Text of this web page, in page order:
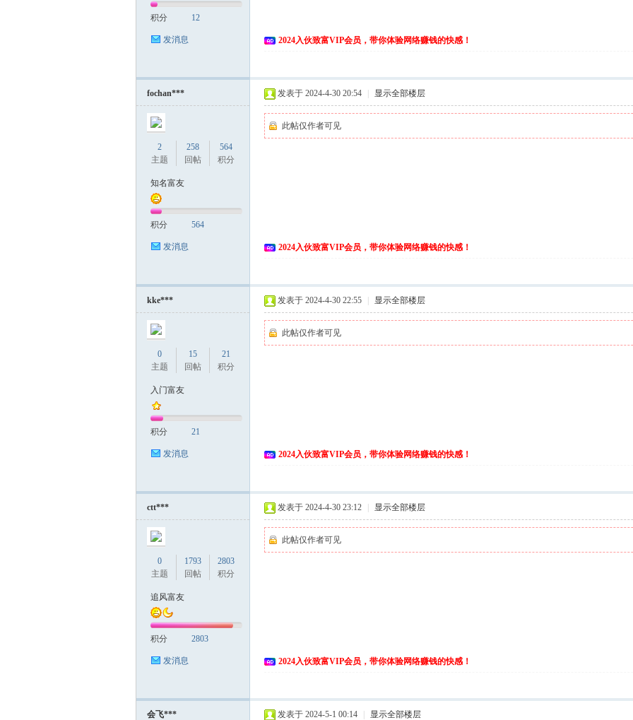
积分 12
发消息 2024入伙致富VIP会员，带你体验网络赚钱的快感！
fochan***
2
主题
258
回帖
564
积分
知名富友
积分 564
发消息
发表于 2024-4-30 20:54 显示全部楼层
此帖仅作者可见
2024入伙致富VIP会员，带你体验网络赚钱的快感！
kke***
0
主题
15
回帖
21
积分
入门富友
积分 21
发消息
发表于 2024-4-30 22:55 显示全部楼层
此帖仅作者可见
2024入伙致富VIP会员，带你体验网络赚钱的快感！
ctt***
0
主题
1793
回帖
2803
积分
追风富友
积分 2803
发消息
发表于 2024-4-30 23:12 显示全部楼层
此帖仅作者可见
2024入伙致富VIP会员，带你体验网络赚钱的快感！
会飞*** 发表于 2024-5-1 00:14 显示全部楼层